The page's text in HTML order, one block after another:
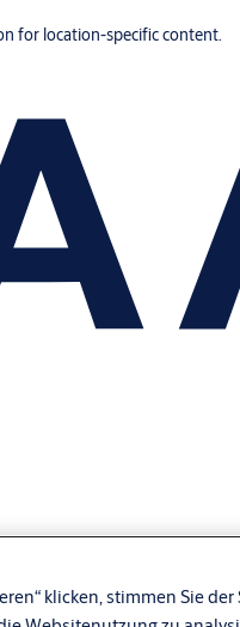
for location-specific content.
klicken, stimmen Sie